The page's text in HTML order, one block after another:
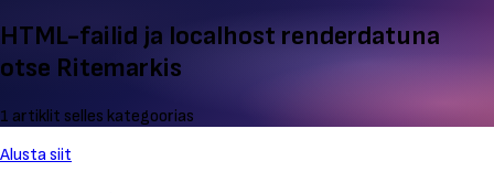
HTML-failid ja localhost renderdatuna
otse Ritemarkis
1 artiklit selles kategoorias
Alusta siit